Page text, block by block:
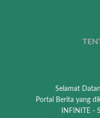
Selamat
Portal Berita yang
INFINITE -